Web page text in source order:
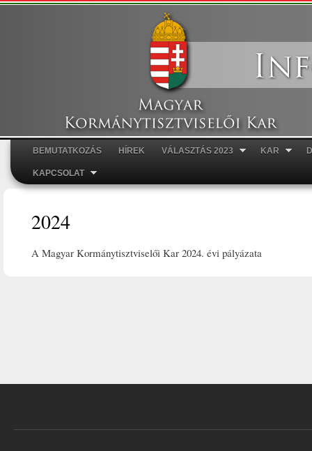
Főmenü
BEMUTATKOZÁS HÍREK VÁLASZTÁS 2023 KAR
KAPCSOLAT
2024
A Magyar Kormánytisztviselői Kar 2024. évi pályázata